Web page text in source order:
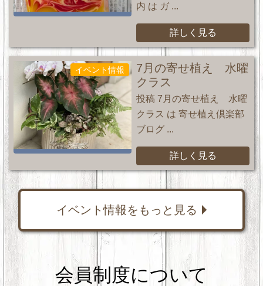
内 は ガ ...
詳しく見る
イベント情報
7月の寄せ植え 水曜
クラス
投稿 7月の寄せ植え 水曜
クラス は 寄せ植え倶楽部
ブログ ...
詳しく見る
イベント情報をもっと見る
会員制度について